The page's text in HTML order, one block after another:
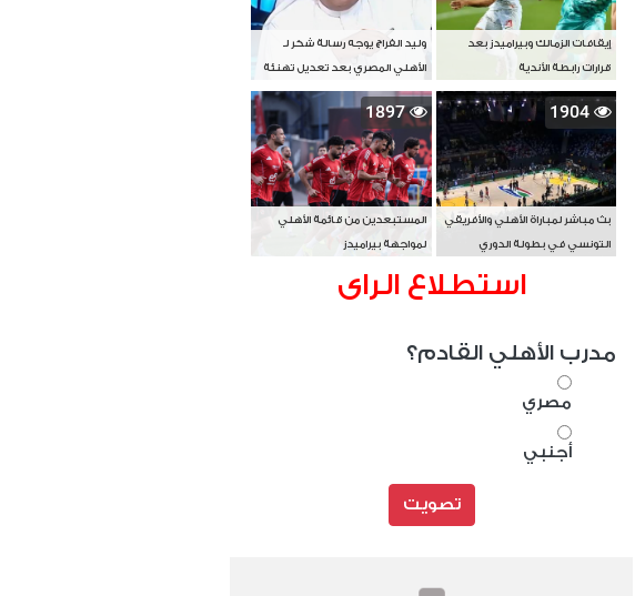
إيقافات الزمالك وبيراميدز بعد
قرارات رابطة الأندية
وليد الفراج يوجه رسالة شكر لـ
الأهلي المصري بعد تعديل تهنئة
بطل آسيا
1904
بث مباشر لمباراة الأهلي والأفريقي
التونسي في بطولة الدوري
1897
المستبعدين من قائمة الأهلي
لمواجهة بيراميدز
استطلاع الراى
مدرب الأهلي القادم؟
مصري
أجنبي
تصويت